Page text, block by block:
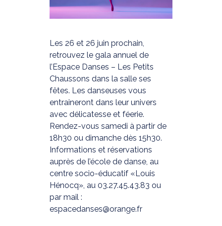
Les 26 et 26 juin prochain,
retrouvez le gala annuel de
l’Espace Danses – Les Petits
Chaussons dans la salle ses
fêtes. Les danseuses vous
entraineront dans leur univers
avec délicatesse et féerie.
Rendez-vous samedi à partir de
18h30 ou dimanche dès 15h30.
nformations et réservations
auprès de l’école de danse, au
centre socio-éducatif «Louis
Hénocq», au 03.27.45.43.83 ou
par mail :
espacedanses@orange.fr